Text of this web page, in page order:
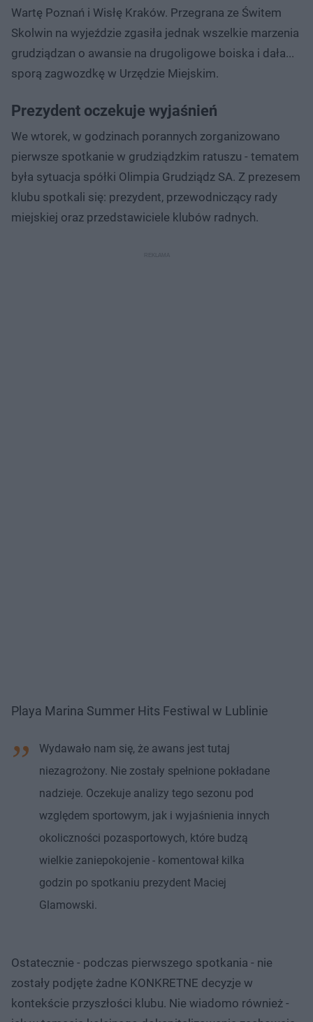
Wartę Poznań i Wisłę Kraków. Przegrana ze Świtem
Skolwin na wyjeździe zgasiła jednak wszelkie marzenia
grudziądzan o awansie na drugoligowe boiska i dała...
sporą zagwozdkę w Urzędzie Miejskim.
Prezydent oczekuje wyjaśnień
We wtorek, w godzinach porannych zorganizowano
pierwsze spotkanie w grudziądzkim ratuszu - tematem
była sytuacja spółki Olimpia Grudziądz SA. Z prezesem
klubu spotkali się: prezydent, przewodniczący rady
miejskiej oraz przedstawiciele klubów radnych.
Playa Marina Summer Hits Festiwal w Lublinie
Wydawało nam się, że awans jest tutaj
niezagrożony. Nie zostały spełnione pokładane
nadzieje. Oczekuje analizy tego sezonu pod
względem sportowym, jak i wyjaśnienia innych
okoliczności pozasportowych, które budzą
wielkie zaniepokojenie - komentował kilka
godzin po spotkaniu prezydent Maciej
Glamowski.
Ostatecznie - podczas pierwszego spotkania - nie
zostały podjęte żadne KONKRETNE decyzje w
kontekście przyszłości klubu. Nie wiadomo również -